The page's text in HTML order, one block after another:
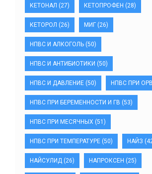
КЕТОНАЛ (27) КЕТОПРОФЕН (28)
КЕТОРОЛ (26) МИГ (26)
НПВС И АЛКОГОЛЬ (50)
НПВС И АНТИБИОТИКИ (50)
НПВС И ДАВЛЕНИЕ (50) НПВС ПРИ
НПВС ПРИ БЕРЕМЕННОСТИ И ГВ (53)
НПВС ПРИ МЕСЯЧНЫХ (51)
НПВС ПРИ ТЕМПЕРАТУРЕ (50) НАЙЗ
НАЙСУЛИД (26) НАПРОКСЕН (25)